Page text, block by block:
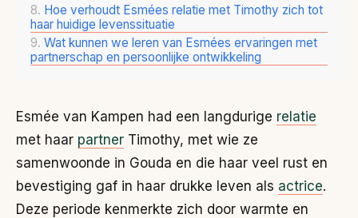
Hoe verhoudt Esmées relatie met Timothy zich tot
haar huidige levenssituatie
Wat kunnen we leren van Esmées ervaringen met
partnerschap en persoonlijke ontwikkeling
Esmée van Kampen had een langdurige relatie
met haar partner Timothy, met wie ze
samenwoonde in Gouda en die haar veel rust en
bevestiging gaf in haar drukke leven als actrice.
Deze periode kenmerkte zich door warmte en